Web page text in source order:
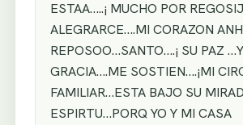
ESTAA…..¡ MUCHO POR
ALEGRARCE….MI CORAZON
REPOSOO…SANTO….¡ SU PAZ …Y
GRACIA….ME SOSTIEN….¡MI
FAMILIAR…ESTA BAJO SU
ESPIRTU…PORQ YO Y MI CASA